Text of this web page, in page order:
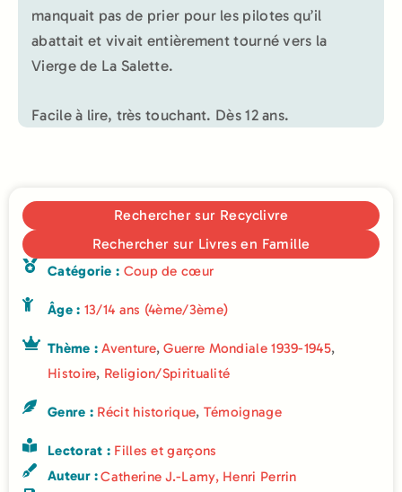
manquait pas de prier pour les pilotes qu’il
abattait et vivait entièrement tourné vers la
Vierge de La Salette.
Facile à lire, très touchant. Dès 12 ans.
Rechercher sur Recyclivre
Rechercher sur Livres en Famille
Catégorie : Coup de cœur
Âge : 13/14 ans (4ème/3ème)
Thème :Aventure,Guerre Mondiale 1939-1945,
Histoire, Religion/Spiritualité
Genre : Récit historique, Témoignage
Lectorat : Filles et garçons
Auteur :Catherine J.-Lamy, Henri Perrin